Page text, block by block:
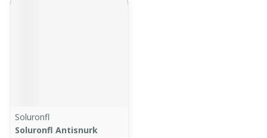
Soluronfl
Soluronfl Antisnurk